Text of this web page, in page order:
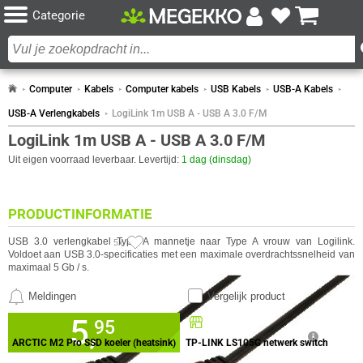
Categorie
Computer Kabels Computer kabels USB Kabels USB-A Kabels
USB-A Verlengkabels LogiLink 1m USB A - USB A 3.0 F/M
LogiLink 1m USB A - USB A 3.0 F/M
Uit eigen voorraad leverbaar. Levertijd: 1 dag (dinsdag)
5x
5,95
Beschikbaar in onze
Megekko Shop Breda
Nu bestellen morgen in huis!
Vergelijk product
Meldingen
PRODUCTINFORMATIE
USB 3.0 verlengkabel Type A mannetje naar Type A vrouw van Logilink.
Voldoet aan USB 3.0-specificaties met een maximale overdrachtssnelheid van
maximaal 5 Gb / s.
VAAK SAMEN GEKOCHT MET
ARCTIC M2 Pro SSD koeler (heatsink) TP-LINK LS105G netwerk switch